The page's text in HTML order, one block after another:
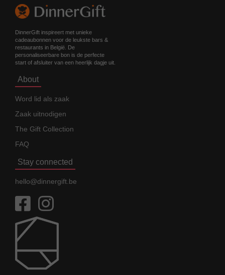
DinnerGift inspireert met unieke
cadeaubonnen voor de leukste bars &
restaurants in België. De
personaliseerbare bon is de perfecte
start of afsluiter van een heerlijk dagje uit.
About
Word lid als zaak
Zaak uitnodigen
The Gift Collection
FAQ
Stay connected
hello@dinnergift.be